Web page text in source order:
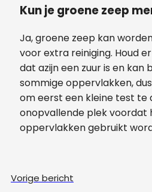
Kun je groene zeep
Ja, groene zeep kan
voor extra reiniging. Houd
dat azijn een zuur is en kan
sommige oppervlakken,
om eerst een kleine test te
onopvallende plek
oppervlakken gebruikt
Vorige bericht